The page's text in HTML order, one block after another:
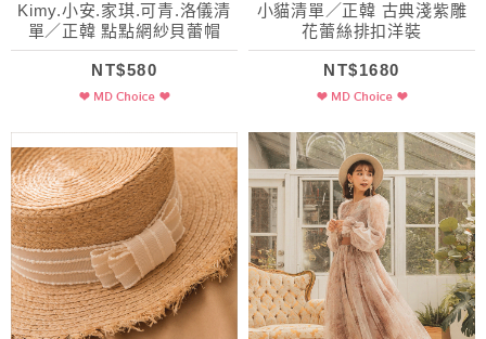
Kimy.小安.家琪.可青.洛儀清
單／正韓 點點網紗貝蕾帽
NT$580
小貓清單／正韓 古典淺紫雕
花蕾絲排扣洋裝
NT$1680